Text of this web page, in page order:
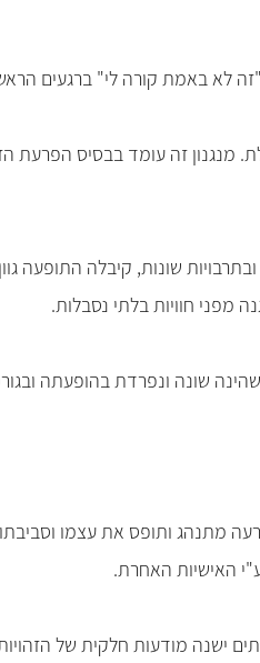
לא באמת קורה לי" ברגעים
מנגנון זה עומד בבסיס הפרעת
שונות, קיבלה התופעה
מפני חוויות בלתי נסבלות.
שונה ונפרדת בהופעתה
מתנהג ותופס את עצמו
האישיות האחרת.
ישנה מודעות חלקית של